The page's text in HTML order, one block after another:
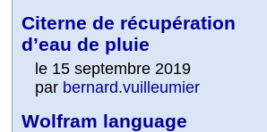
Citerne de récupération
d’eau de pluie
le 15 septembre 2019
par bernard.vuilleumier
Wolfram language